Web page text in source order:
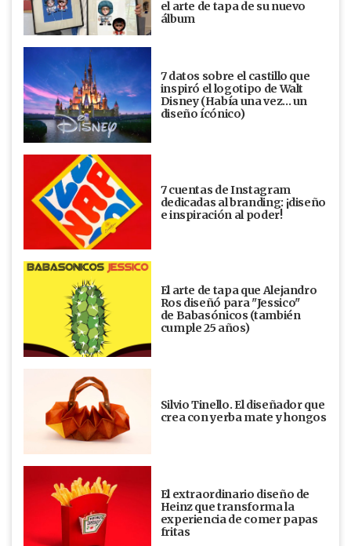
el arte de tapa de su nuevo
álbum
7 datos sobre el castillo que
inspiró el logotipo de Walt
Disney (Había una vez... un
diseño ícónico)
7 cuentas de Instagram
dedicadas al branding: ¡diseño
e inspiración al poder!
El arte de tapa que Alejandro
Ros diseñó para "Jessico"
de Babasónicos (también
cumple 25 años)
Silvio Tinello. El diseñador que
crea con yerba mate y hongos
El extraordinario diseño de
Heinz que transforma la
experiencia de comer papas
fritas